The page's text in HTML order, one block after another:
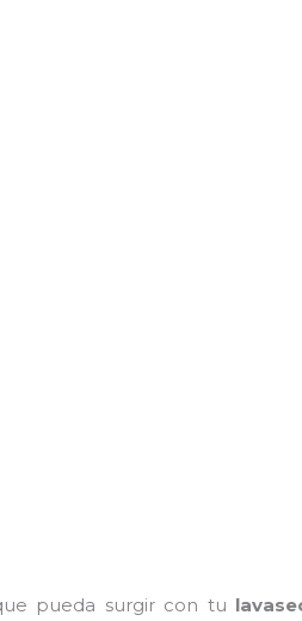
pueda surgir con tu